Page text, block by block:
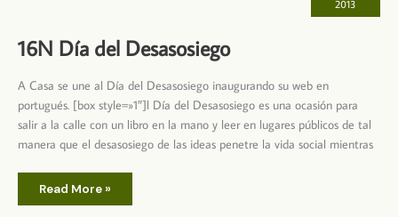
16N Día del Desasosiego
A Casa se une al Día del Desasosiego inaugurando su web en
portugués. [box style=»1″]l Día del Desasosiego es una ocasión para
salir a la calle con un libro en la mano y leer en lugares públicos de tal
manera que el desasosiego de las ideas penetre la vida social mientras
16N
del
Read More »
2013